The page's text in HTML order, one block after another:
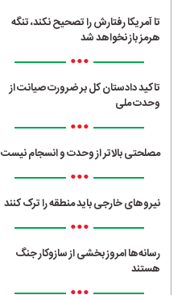
تا آمریکا رفتارش را تصحیح نکند، تنگه
هرمز باز نخواهد شد
•••
تاکید دادستان کل بر ضرورت صیانت از
وحدت ملی
•••
مصلحتی بالاتر از وحدت و انسجام نیست
•••
نیروهای خارجی باید منطقه را ترک کنند
•••
رسانه‌ها امروز بخشی از سازوکار جنگ
هستند